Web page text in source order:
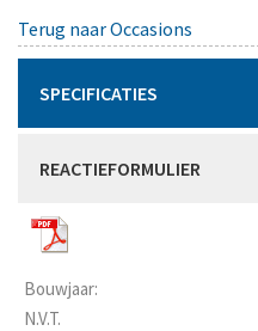
Terug naar Occasions
SPECIFICATIES
REACTIEFORMULIER
Bouwjaar:
N.V.T.